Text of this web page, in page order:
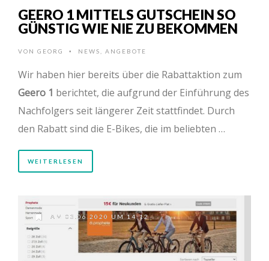
GEERO 1 MITTELS GUTSCHEIN SO
GÜNSTIG WIE NIE ZU BEKOMMEN
VON GEORG • NEWS ANGEBOTE
Wir haben hier bereits über die Rabattaktion zum
Geero 1 berichtet, die aufgrund der Einführung des
Nachfolgers seit längerer Zeit stattfindet. Durch
den Rabatt sind die E-Bikes, die im beliebten …
WEITERLESEN
AM 03.06.2020 UM 14:12